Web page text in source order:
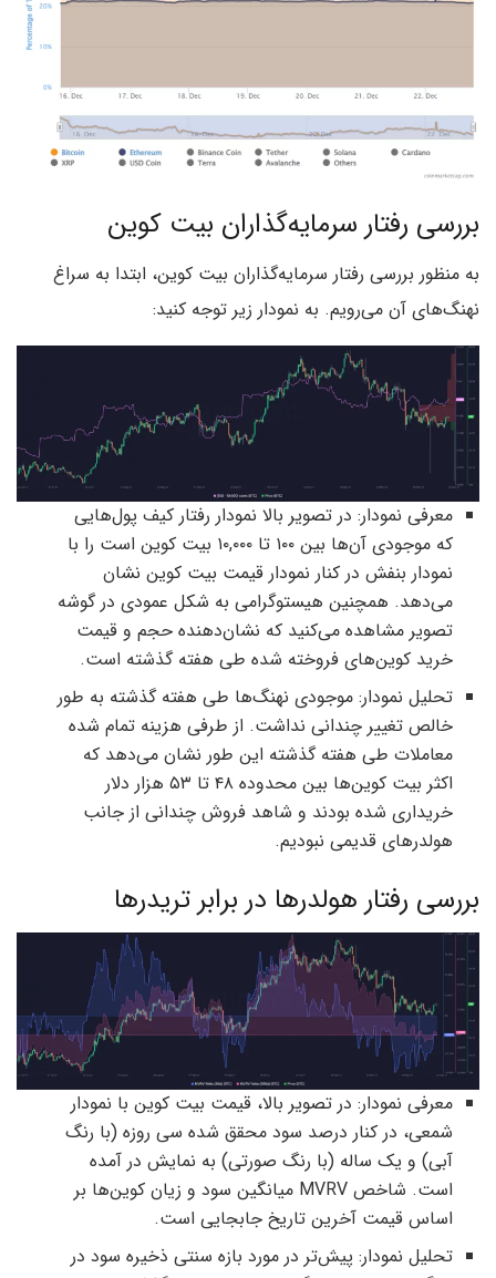
بررسی رفتار سرمایه‌گذاران بیت کوین
به منظور بررسی رفتار سرمایه‌گذاران بیت کوین، ابتدا به سراغ
نهنگ‌های آن می‌رویم. به نمودار زیر توجه کنید:
معرفی نمودار: در تصویر بالا نمودار رفتار کیف پول‌هایی
که موجودی آن‌ها بین ۱۰۰ تا ۱۰,۰۰۰ بیت کوین است را با
نمودار بنفش در کنار نمودار قیمت بیت کوین نشان
می‌دهد. همچنین هیستوگرامی به شکل عمودی در گوشه
تصویر مشاهده می‌‌کنید که نشان‌دهنده حجم و قیمت
خرید کوین‌های فروخته شده طی هفته گذشته است.
تحلیل نمودار: موجودی نهنگ‌ها طی هفته گذشته به طور
خالص تغییر چندانی نداشت. از طرفی هزینه تمام شده
معاملات طی هفته گذشته این طور نشان می‌دهد که
اکثر بیت کوین‌ها بین محدوده ۴۸ تا ۵۳ هزار دلار
خریداری شده بودند و شاهد فروش چندانی از جانب
هولدرهای قدیمی نبودیم.
بررسی رفتار هولدرها در برابر تریدرها
معرفی نمودار: در تصویر بالا، قیمت بیت کوین با نمودار
شمعی، در کنار درصد سود محقق شده سی روزه (با رنگ
آبی) و یک ساله (با رنگ صورتی) به نمایش در آمده
است. شاخص MVRV میانگین سود و زیان کوین‌ها بر
اساس قیمت آخرین تاریخ جابجایی است.
تحلیل نمودار: پیش‌تر در مورد بازه سنتی ذخیره سود در